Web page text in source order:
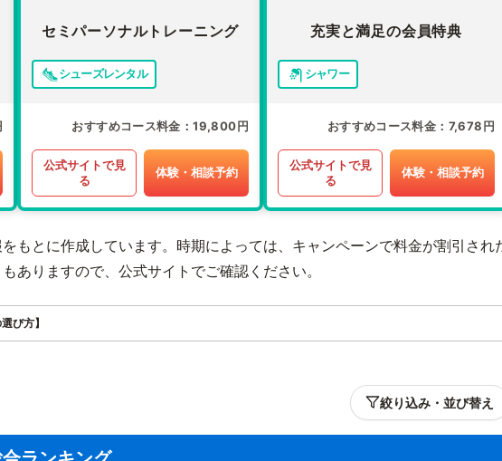
セミパーソナルトレーニング
シューズレンタル
おすすめコース料金 19,800円
公式サイトで見
る
体験・相談予約
充実と満足の会員特典
シャワー
おすすめコース料金 7,678円
公式サイトで見
る
体験・相談予約
もとに作成しています。時期によっては、キャンペーンで料金が割引され
ありますので、公式サイトでご確認ください。
び方】
絞り込み・並び替え